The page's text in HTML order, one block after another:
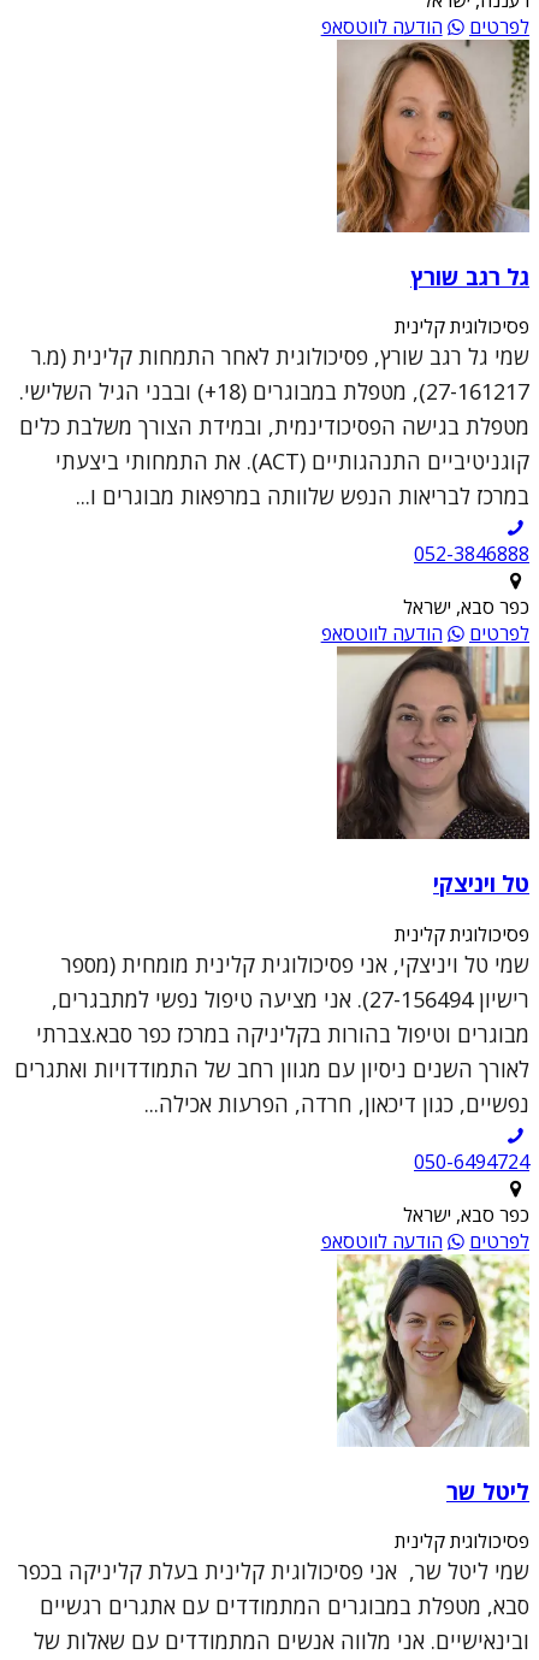
לפרטים
הודעה לווטסאפ
גל רגב שורץ
פסיכולוגית קלינית
שמי גל רגב שורץ, פסיכולוגית לאחר התמחות קלינית (מ.ר
27-161217), מטפלת במבוגרים (18+) ובבני הגיל השלישי.
מטפלת בגישה הפסיכודינמית, ובמידת הצורך משלבת כלים
קוגניטיביים התנהגותיים (ACT). את התמחותי ביצעתי
במרכז לבריאות הנפש שלוותה במרפאות מבוגרים ו...
052-3846888
כפר סבא, ישראל
לפרטים
הודעה לווטסאפ
טל ויניצקי
פסיכולוגית קלינית
שמי טל ויניצקי, אני פסיכולוגית קלינית מומחית (מספר
רישיון 27-156494). אני מציעה טיפול נפשי למתבגרים,
מבוגרים וטיפול בהורות בקליניקה במרכז כפר סבא.צברתי
לאורך השנים ניסיון עם מגוון רחב של התמודדויות ואתגרים
נפשיים, כגון דיכאון, חרדה, הפרעות אכילה...
050-6494724
כפר סבא, ישראל
לפרטים
הודעה לווטסאפ
ליטל שר
פסיכולוגית קלינית
שמי ליטל שר, אני פסיכולוגית קלינית בעלת קליניקה בכפר
סבא, מטפלת במבוגרים המתמודדים עם אתגרים רגשיים
ובינאישיים. אני מלווה אנשים המתמודדים עם שאלות של